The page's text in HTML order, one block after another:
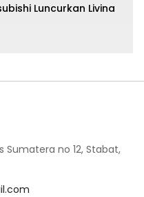
Luncurkan Livina
Sumatera no 12, Stabat,